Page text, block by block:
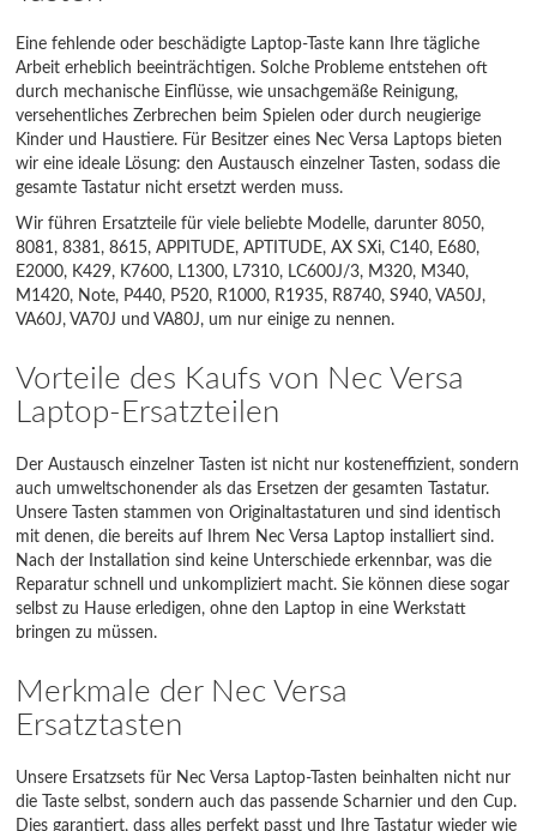
M1420
M320
M340
Note
P440
P520
R1000
R1935
R8740
S940
VA50J
Eine fehlende oder beschädigte Laptop-Taste kann Ihre tägliche
Arbeit erheblich beeinträchtigen. Solche Probleme entstehen oft
durch mechanische Einflüsse, wie unsachgemäße Reinigung,
versehentliches Zerbrechen beim Spielen oder durch neugierige
Kinder und Haustiere. Für Besitzer eines Nec Versa Laptops bieten
wir eine ideale Lösung: den Austausch einzelner Tasten, sodass die
gesamte Tastatur nicht ersetzt werden muss.
Wir führen Ersatzteile für viele beliebte Modelle, darunter 8050,
8081, 8381, 8615, APPITUDE, APTITUDE, AX SXi, C140, E680,
E2000, K429, K7600, L1300, L7310, LC600J/3, M320, M340,
M1420, Note, P440, P520, R1000, R1935, R8740, S940, VA50J,
VA60J, VA70J und VA80J, um nur einige zu nennen.
Vorteile des Kaufs von Nec Versa
Laptop-Ersatzteilen
Der Austausch einzelner Tasten ist nicht nur kosteneffizient, sondern
auch umweltschonender als das Ersetzen der gesamten Tastatur.
Unsere Tasten stammen von Originaltastaturen und sind identisch
mit denen, die bereits auf Ihrem Nec Versa Laptop installiert sind.
Nach der Installation sind keine Unterschiede erkennbar, was die
Reparatur schnell und unkompliziert macht. Sie können diese sogar
selbst zu Hause erledigen, ohne den Laptop in eine Werkstatt
bringen zu müssen.
Merkmale der Nec Versa
Ersatztasten
Unsere Ersatzsets für Nec Versa Laptop-Tasten beinhalten nicht nur
die Taste selbst, sondern auch das passende Scharnier und den Cup.
Dies garantiert, dass alles perfekt passt und Ihre Tastatur wieder wie